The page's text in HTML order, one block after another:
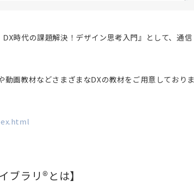
時代の課題解決！デザイン思考入門』として、通信
画教材などさまざまなDXの教材をご用意しておりま
ブラリ®とは】